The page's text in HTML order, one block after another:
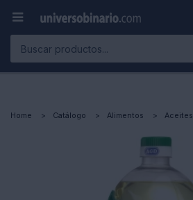

Home Catálogo Alimentos Aceites